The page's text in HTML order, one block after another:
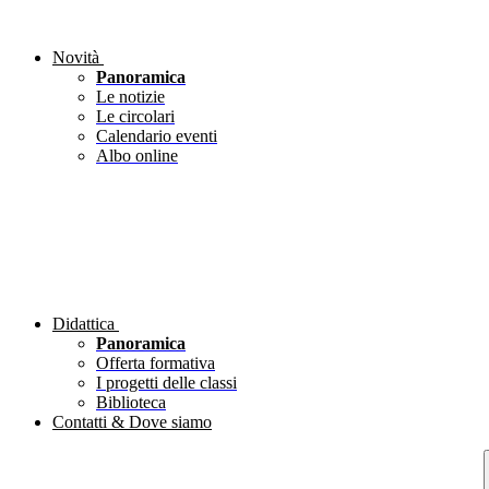
Novità
Panoramica
Le notizie
Le circolari
Calendario eventi
Albo online
Didattica
Panoramica
Offerta formativa
I progetti delle classi
Biblioteca
Contatti & Dove siamo